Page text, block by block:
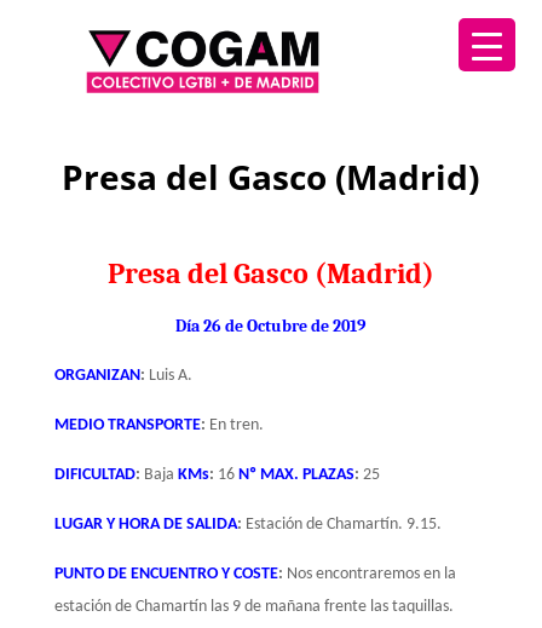
Presa del Gasco (Madrid)
Presa del Gasco (Madrid)
Día 26 de Octubre de 2019
ORGANIZAN : Luis A.
MEDIO TRANSPORTE: En tren.
DIFICULTAD: Baja KMs: 16 Nº MAX. PLAZAS: 25
LUGAR Y HORA DE SALIDA: Estación de Chamartín. 9.15.
PUNTO DE ENCUENTRO Y COSTE: Nos encontraremos en la
estación de Chamartín las 9 de mañana frente las taquillas.